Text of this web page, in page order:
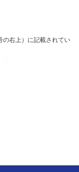
の右上）に記載されてい